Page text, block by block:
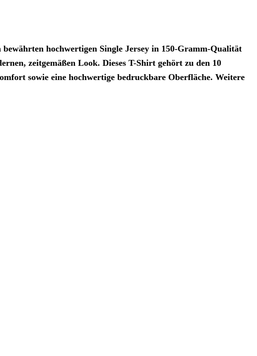
hochwertigen Single Jersey in 150-Gramm-Qualität
zeitgemäßen Look. Dieses T-Shirt gehört zu den 10
sowie eine hochwertige bedruckbare Oberfläche. Weitere